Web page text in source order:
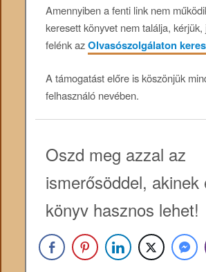
Amennyiben a fenti link nem
keresett könyvet nem találja, kérjük,
felénk azOlvasószolgálaton
A támogatást előre is köszönjük
felhasználó nevében.
Oszd meg azzal az
ismerősöddel, akinek
könyv hasznos lehet!